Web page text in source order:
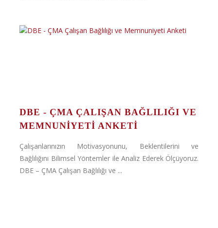
DBE - ÇMA ÇALIŞAN BAĞLILIĞI VE
MEMNUNIYETI ANKETI
Çalışanlarınızın Motivasyonunu, Beklentilerini ve
Bağlılığını Bilimsel Yöntemler ile Analiz Ederek Ölçüyoruz.
DBE – ÇMA Çalışan Bağlılığı ve ...